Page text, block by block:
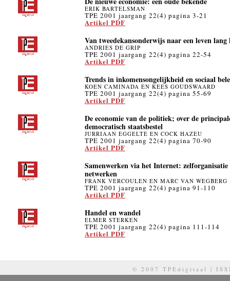
ERIK BARTELSMAN
TPE 2001 jaargang 22(4) pagina 3-21
Artikel PDF
Van tweedekansonderwijs naar een leven lang
ANDRIES DE GRIP
TPE 2001 jaargang 22(4) pagina 22-54
Artikel PDF
Trends in inkomensongelijkheid en sociaal
KOEN CAMINADA EN KEES GOUDSWAARD
TPE 2001 jaargang 22(4) pagina 55-69
Artikel PDF
De economie van de politiek; over de
democratisch staatsbestel
JURRIAAN EGGELTE EN COCK HAZEU
TPE 2001 jaargang 22(4) pagina 70-90
Artikel PDF
Samenwerken via het Internet:
netwerken
FRANK VERCOULEN EN MARC VAN WEGBERG
TPE 2001 jaargang 22(4) pagina 91-110
Artikel PDF
Handel en wandel
ELMER STERKEN
TPE 2001 jaargang 22(4) pagina 111-114
Artikel PDF
© 2007 TPEdigitaal |